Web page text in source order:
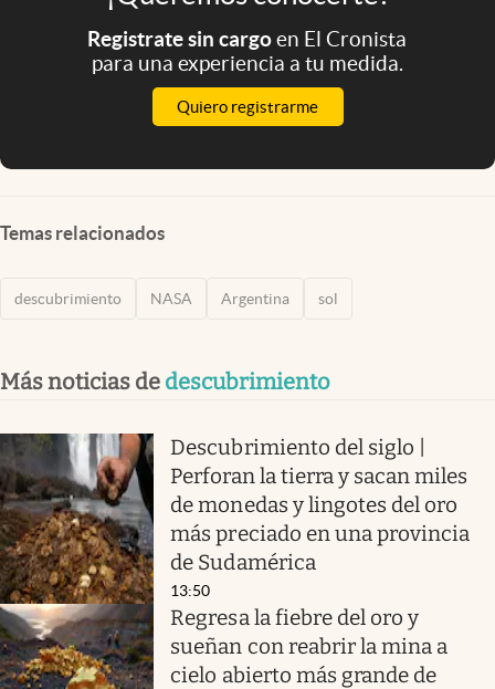
Registrate sin cargoen El Cronista
para una experiencia a tu medida.
Quiero registrarme
Temas relacionados
descubrimiento NASA Argentina sol
Más noticias de descubrimiento
Descubrimiento del siglo |
Perforan la tierra y sacan miles
de monedas y lingotes del oro
más preciado en una provincia
de Sudamérica
13:50
Regresa la fiebre del oro y
sueñan con reabrir la mina a
cielo abierto más grande de